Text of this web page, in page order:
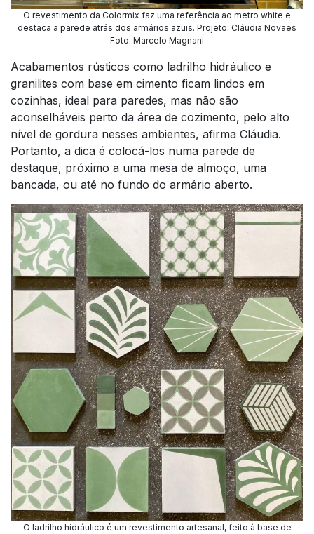
O revestimento da Colormix faz uma referência ao metro white e
destaca a parede atrás dos armários azuis. Projeto: Cláudia Novaes
Foto: Marcelo Magnani
Acabamentos rústicos como ladrilho hidráulico e
granilites com base em cimento ficam lindos em
cozinhas, ideal para paredes, mas não são
aconselháveis perto da área de cozimento, pelo alto
nível de gordura nesses ambientes, afirma Cláudia.
Portanto, a dica é colocá-los numa parede de
destaque, próximo a uma mesa de almoço, uma
bancada, ou até no fundo do armário aberto.
O ladrilho hidráulico é um revestimento artesanal, feito à base de